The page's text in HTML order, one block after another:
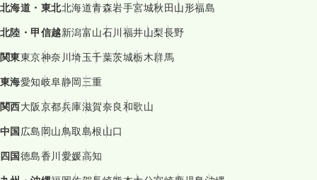
北海道・東北北海道青森岩手宮城秋田山形福島
北陸・甲信越新潟富山石川福井山梨長野
関東東京神奈川埼玉千葉茨城栃木群馬
東海愛知岐阜静岡三重
関西大阪京都兵庫滋賀奈良和歌山
中国広島岡山鳥取島根山口
四国徳島香川愛媛高知